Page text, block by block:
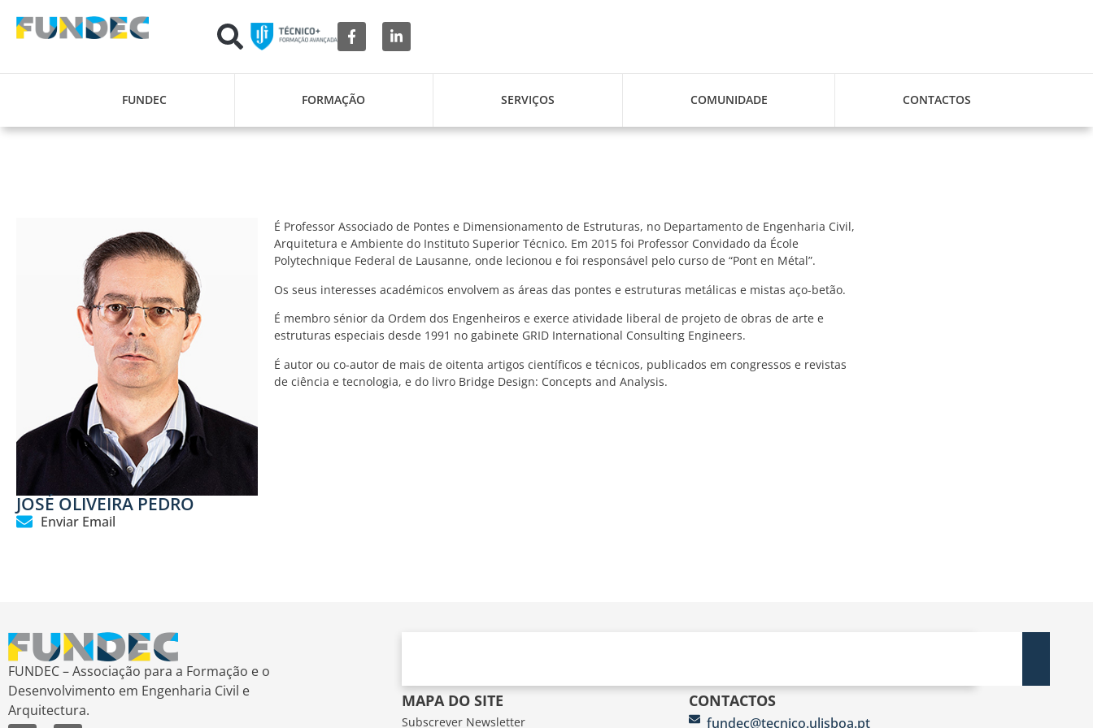
FUNDEC FORMAÇÃO SERVIÇOS COMUNIDADE CONTACTOS
JOSÉ OLIVEIRA PEDRO
Enviar Email
É Professor Associado de Pontes e Dimensionamento de Estruturas, no Departamento de Engenharia Civil,
Arquitetura e Ambiente do Instituto Superior Técnico. Em 2015 foi Professor Convidado da École
Polytechnique Federal de Lausanne, onde lecionou e foi responsável pelo curso de “Pont en Métal”.
Os seus interesses académicos envolvem as áreas das pontes e estruturas metálicas e mistas aço-betão.
É membro sénior da Ordem dos Engenheiros e exerce atividade liberal de projeto de obras de arte e
estruturas especiais desde 1991 no gabinete GRID International Consulting Engineers.
É autor ou co-autor de mais de oitenta artigos científicos e técnicos, publicados em congressos e revistas
de ciência e tecnologia, e do livro Bridge Design: Concepts and Analysis.
FUNDEC – Associação para a Formação e o
Desenvolvimento em Engenharia Civil e
Arquitectura.
MAPA DO SITE
Subscrever Newsletter
CONTACTOS
fundec@tecnico.ulisboa.pt